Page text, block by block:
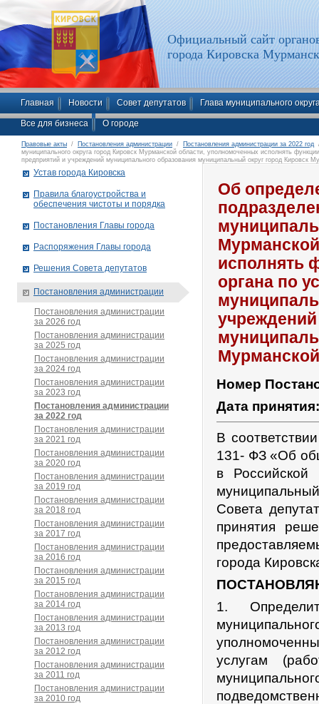
Официальный сайт
города Кировска
Главная Новости Совет депутатов Глава муниципального
Все для бизнеса О городе
Правовые акты / Постановления администрации / Постановления администрации за 2022 год
муниципального округа город Кировск Мурманской области, уполномоченных исполнять
предприятий и учреждений муниципального образования муниципальный округ город Кировск
Об
исполнять
органа по
Номер
Дата
В
131- ФЗ «Об
в Российской
Совета
принятия
города
1.
услугам
Устав города Кировска
Правила благоустройства и
обеспечения чистоты и порядка
Постановления Главы города
Распоряжения Главы города
Решения Совета депутатов
Постановления администрации
Постановления администрации
за 2026 год
Постановления администрации
за 2025 год
Постановления администрации
за 2024 год
Постановления администрации
за 2023 год
Постановления администрации
за 2022 год
Постановления администрации
за 2021 год
Постановления администрации
за 2020 год
Постановления администрации
за 2019 год
Постановления администрации
за 2018 год
Постановления администрации
за 2017 год
Постановления администрации
за 2016 год
Постановления администрации
за 2015 год
Постановления администрации
за 2014 год
Постановления администрации
за 2013 год
Постановления администрации
за 2012 год
Постановления администрации
за 2011 год
Постановления администрации
за 2010 год